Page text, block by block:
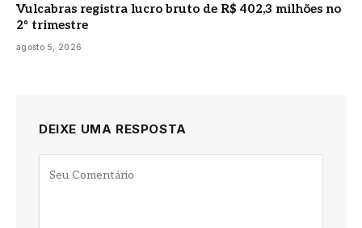
Vulcabras registra lucro bruto de R$ 402,3 milhões no
2º trimestre
agosto 5, 2026
DEIXE UMA RESPOSTA